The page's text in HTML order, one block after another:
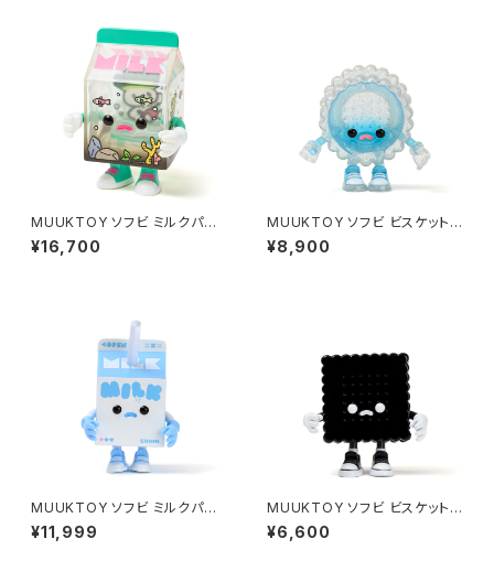
MUUKTOY ソフビ ミルクパッ
ク タキタサキ コラボカラー
¥16,700
MUUKTOY ソフビ ビスケット
フローズンサークル
¥8,900
MUUKTOY ソフビ ミルクパッ
ク パステルスカイブルー
¥11,999
MUUKTOY ソフビ ビスケット
ブラックスクエア
¥6,600